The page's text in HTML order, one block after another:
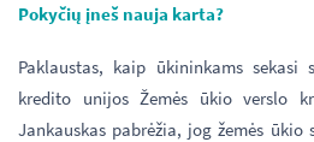
Pokyčių įneš nauja karta?
Paklaustas, kaip ūkininkams sekasi
kredito unijos Žemės ūkio verslo
Jankauskas pabrėžia, jog žemės